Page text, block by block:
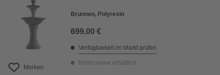
Merken
Brunnen, Polyresin
699,00 €
Verfügbarkeit im Markt prüfen
Nicht online erhältlich